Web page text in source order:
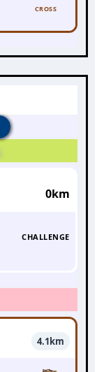
CROSS
0km
CHALLENGE
4.1km